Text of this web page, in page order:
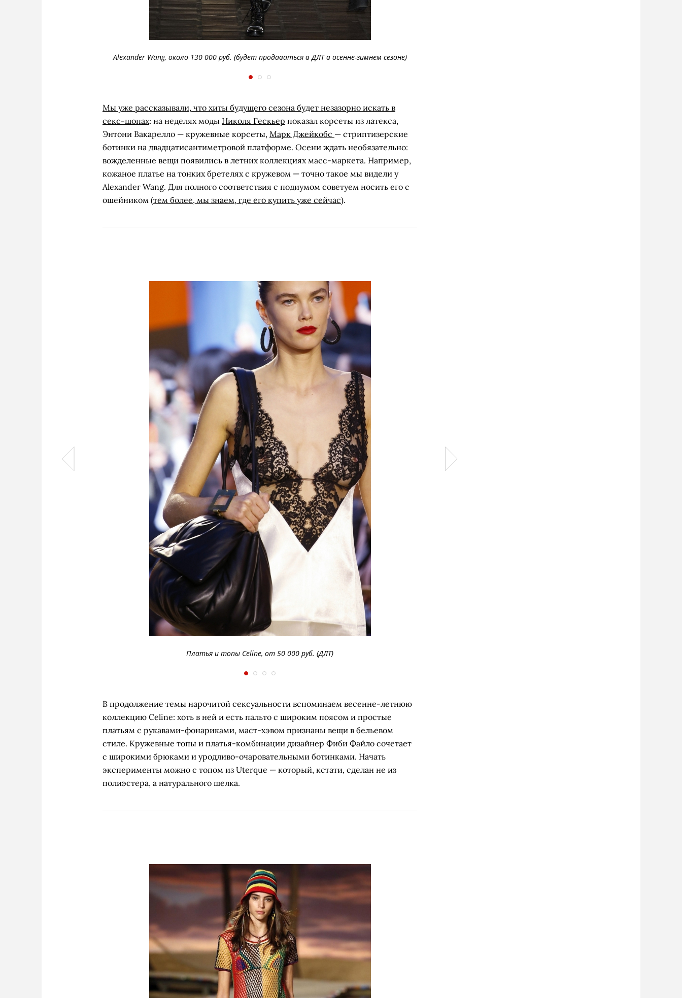
Alexander Wang, около 130 000 руб. (будет продаваться в ДЛТ в осенне-зимнем сезоне)
Мы уже рассказывали, что хиты будущего сезона будет незазорно искать в
секс-шопах: на неделях моды Николя Гескьер показал корсеты из латекса,
Энтони Вакарелло — кружевные корсеты, Марк Джейкобс — стриптизерские
ботинки на двадцатисантиметровой платформе. Осени ждать необязательно:
вожделенные вещи появились в летних коллекциях масс-маркета. Например,
кожаное платье на тонких бретелях с кружевом — точно такое мы видели у
Alexander Wang. Для полного соответствия с подиумом советуем носить его с
ошейником (тем более, мы знаем, где его купить уже сейчас).
Платья и топы Celine, от 50 000 руб. (ДЛТ)
Uterque, 6 290 руб. (Uterque)
Платья и топы Celine, от 50 000 руб. (ДЛТ)
Платья и топы Celine, от 50 000 руб. (ДЛТ)
В продолжение темы нарочитой сексуальности вспоминаем весенне-летнюю
коллекцию Celine: хоть в ней и есть пальто с широким поясом и простые
платьям с рукавами-фонариками, маст-хэвом признаны вещи в бельевом
стиле. Кружевные топы и платья-комбинации дизайнер Фиби Файло сочетает
с широкими брюками и уродливо-очаровательными ботинками. Начать
эксперименты можно с топом из Uterque — который, кстати, сделан не из
полиэстера, а натурального шелка.
Zara, 3 599 руб. (Zara)